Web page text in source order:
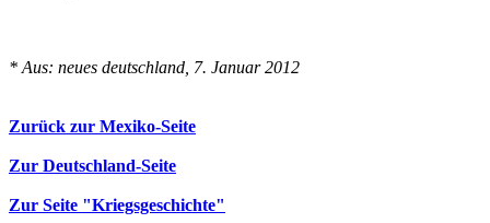
* Aus: neues deutschland, 7. Januar 2012
Zurück zur Mexiko-Seite
Zur Deutschland-Seite
Zur Seite "Kriegsgeschichte"